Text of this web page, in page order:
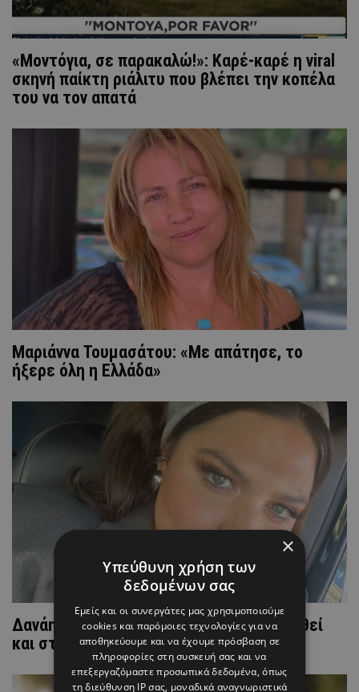
«Μοντόγια, σε παρακαλώ!»: Καρέ-καρέ η viral
σκηνή παίκτη ριάλιτυ που βλέπει την κοπέλα
του να τον απατά
Μαριάννα Τουμασάτου: «Με απάτησε, το
ήξερε όλη η Ελλάδα»
Δανάη Μπάρκα για την απιστία: Έχω βρεθεί
και στις δύο περιπτώσεις
×
Υπεύθυνη χρήση των
δεδομένων σας
Εμείς και οι συνεργάτες μας χρησιμοποιούμε
cookies και παρόμοιες τεχνολογίες για να
αποθηκεύουμε και να έχουμε πρόσβαση σε
πληροφορίες στη συσκευή σας και να
επεξεργαζόμαστε προσωπικά δεδομένα, όπως
τη διεύθυνση IP σας, μοναδικά αναγνωριστικά